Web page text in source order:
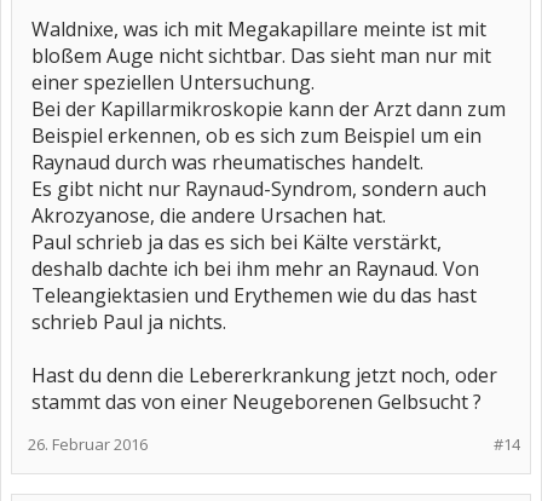
Waldnixe, was ich mit Megakapillare meinte ist mit
bloßem Auge nicht sichtbar. Das sieht man nur mit
einer speziellen Untersuchung.
Bei der Kapillarmikroskopie kann der Arzt dann zum
Beispiel erkennen, ob es sich zum Beispiel um ein
Raynaud durch was rheumatisches handelt.
Es gibt nicht nur Raynaud-Syndrom, sondern auch
Akrozyanose, die andere Ursachen hat.
Paul schrieb ja das es sich bei Kälte verstärkt,
deshalb dachte ich bei ihm mehr an Raynaud. Von
Teleangiektasien und Erythemen wie du das hast
schrieb Paul ja nichts.
Hast du denn die Lebererkrankung jetzt noch, oder
stammt das von einer Neugeborenen Gelbsucht ?
#14
26. Februar 2016